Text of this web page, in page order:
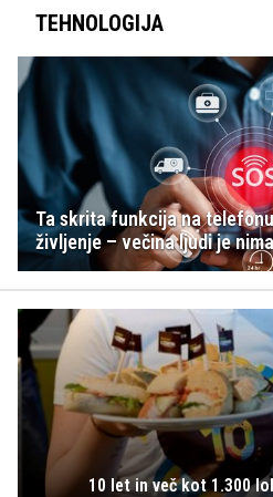
TEHNOLOGIJA
Ta skrita funkcija na
življenje – večina ljudi je
10 let in več kot 1.300